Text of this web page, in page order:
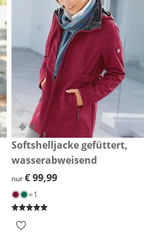
€ 99,99
Softshelljacke gefüttert,
wasserabweisend
€ 99,99
nur€ 99,99
+1